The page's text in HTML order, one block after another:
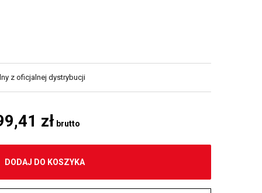
z oficjalnej dystrybucji
zł brutto
DODAJ DO KOSZYKA